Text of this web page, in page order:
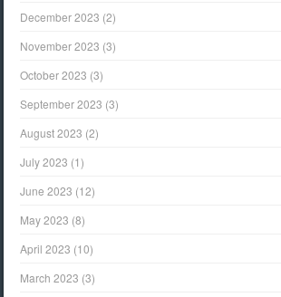
December 2023 (2)
November 2023 (3)
October 2023 (3)
September 2023 (3)
August 2023 (2)
July 2023 (1)
June 2023 (12)
May 2023 (8)
April 2023 (10)
March 2023 (3)